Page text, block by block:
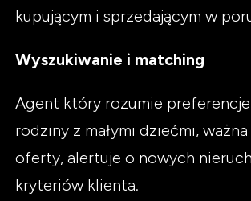
kupującym i sprzedającym w
Wyszukiwanie i matching
Agent który rozumie
rodziny z małymi dziećmi,
oferty, alertuje o nowych
kryteriów klienta.